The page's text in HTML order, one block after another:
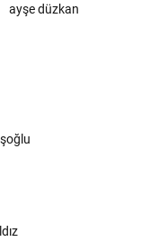
ayşe düzkan